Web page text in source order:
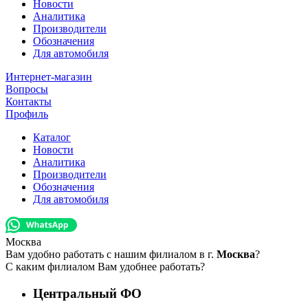
Новости
Аналитика
Производители
Обозначения
Для автомобиля
Интернет-магазин
Вопросы
Контакты
Профиль
Каталог
Новости
Аналитика
Производители
Обозначения
Для автомобиля
Москва
Вам удобно работать с нашим филиалом в г. Москва?
С каким филиалом Вам удобнее работать?
Центральный ФО